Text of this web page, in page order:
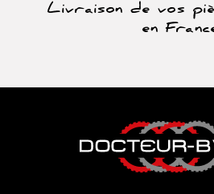
Livraison de vos
en